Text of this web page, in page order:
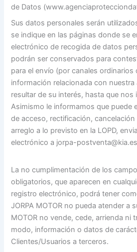
de Datos
Sus datos personales serán
se indique en las páginas donde se
electrónico de recogida de datos
podrán ser conservados para
para el envío (por canales
información relacionada con nuestra
resultar de su interés, hasta que nos
Asimismo le informamos que puede
de acceso, rectificación,
arreglo a lo previsto en la LOPD,
electrónico a jorpa-postventa@kia.es
La no cumplimentación de los
obligatorios, que aparecen en
registro electrónico, podrá tener
JORPA MOTOR no pueda atender a
MOTOR no vende, cede, arrienda ni
modo, información o datos de
Clientes/Usuarios a terceros.